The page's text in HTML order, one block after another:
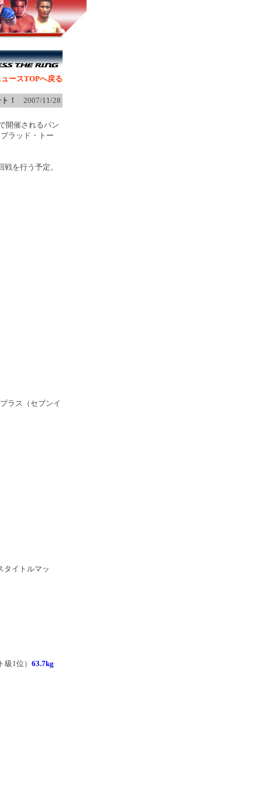
ースTOPへ戻る
！ 2007/11/28
開催されるパン
ラッド・トー
を行う予定。
ラス（セブンイ
イトルマッ
1位） 63.7kg